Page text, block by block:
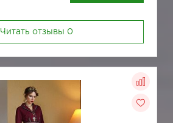
Читать отзывы 0